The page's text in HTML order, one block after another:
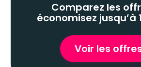
Comparez les
économisez jusqu’à
Voir les